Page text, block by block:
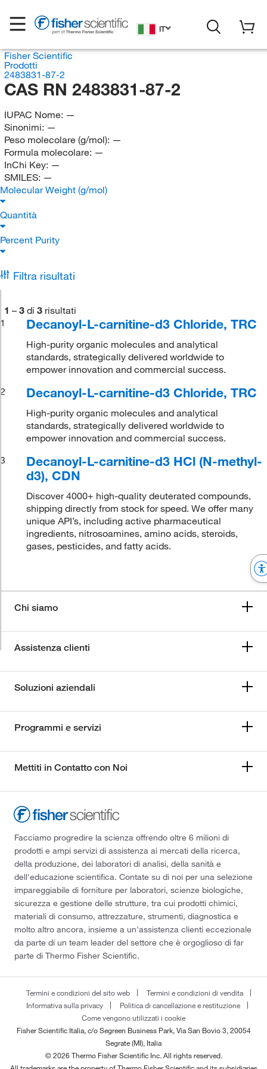
IT
Fisher Scientific
Prodotti
2483831-87-2
CAS RN 2483831-87-2
IUPAC Nome: —
Sinonimi: —
Peso molecolare (g/mol): —
Formula molecolare: —
InChi Key: —
SMILES: —
Molecular Weight (g/mol)
Quantità
Percent Purity
Filtra risultati
1 – 3 di 3 risultati
1
Decanoyl-L-carnitine-d3 Chloride, TRC
High-purity organic molecules and analytical
standards, strategically delivered worldwide to
empower innovation and commercial success.
2
Decanoyl-L-carnitine-d3 Chloride, TRC
High-purity organic molecules and analytical
standards, strategically delivered worldwide to
empower innovation and commercial success.
3
Decanoyl-L-carnitine-d3 HCl (N-methyl-
d3), CDN
Discover 4000+ high-quality deuterated compounds,
shipping directly from stock for speed. We offer many
unique API’s, including active pharmaceutical
ingredients, nitrosoamines, amino acids, steroids,
gases, pesticides, and fatty acids.
Chi siamo
Assistenza clienti
Soluzioni aziendali
Programmi e servizi
Mettiti in Contatto con Noi
Facciamo progredire la scienza offrendo oltre 6 milioni di
prodotti e ampi servizi di assistenza ai mercati della ricerca,
della produzione, dei laboratori di analisi, della sanità e
dell'educazione scientifica. Contate su di noi per una selezione
impareggiabile di forniture per laboratori, scienze biologiche,
sicurezza e gestione delle strutture, tra cui prodotti chimici,
materiali di consumo, attrezzature, strumenti, diagnostica e
molto altro ancora, insieme a un'assistenza clienti eccezionale
da parte di un team leader del settore che è orgoglioso di far
parte di Thermo Fisher Scientific.
Termini e condizioni del sito web
Termini e condizioni di vendita
Informativa sulla privacy
Politica di cancellazione e restituzione
Come vengono utilizzati i cookie
Fisher Scientific Italia, c/o Segreen Business Park, Via San Bovio 3, 20054
Segrate (MI), Italia
© 2026 Thermo Fisher Scientific Inc. All rights reserved.